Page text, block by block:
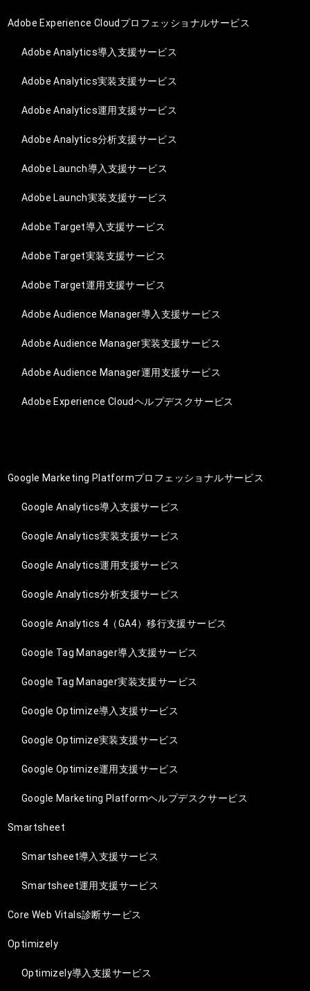
Adobe Experience Cloudプロフェッショナルサービス
Adobe Analytics導入支援サービス
Adobe Analytics実装支援サービス
Adobe Analytics運用支援サービス
Adobe Analytics分析支援サービス
Adobe Launch導入支援サービス
Adobe Launch実装支援サービス
Adobe Target導入支援サービス
Adobe Target実装支援サービス
Adobe Target運用支援サービス
Adobe Audience Manager導入支援サービス
Adobe Audience Manager実装支援サービス
Adobe Audience Manager運用支援サービス
Adobe Experience Cloudヘルプデスクサービス
Google Marketing Platformプロフェッショナルサービス
Google Analytics導入支援サービス
Google Analytics実装支援サービス
Google Analytics運用支援サービス
Google Analytics分析支援サービス
Google Analytics 4（GA4）移行支援サービス
Google Tag Manager導入支援サービス
Google Tag Manager実装支援サービス
Google Optimize導入支援サービス
Google Optimize実装支援サービス
Google Optimize運用支援サービス
Google Marketing Platformヘルプデスクサービス
Smartsheet
Smartsheet導入支援サービス
Smartsheet運用支援サービス
Core Web Vitals診断サービス
Optimizely
Optimizely導入支援サービス